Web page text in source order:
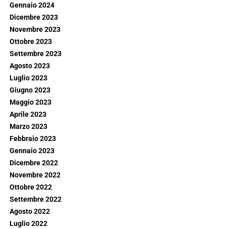
Gennaio 2024
Dicembre 2023
Novembre 2023
Ottobre 2023
Settembre 2023
Agosto 2023
Luglio 2023
Giugno 2023
Maggio 2023
Aprile 2023
Marzo 2023
Febbraio 2023
Gennaio 2023
Dicembre 2022
Novembre 2022
Ottobre 2022
Settembre 2022
Agosto 2022
Luglio 2022